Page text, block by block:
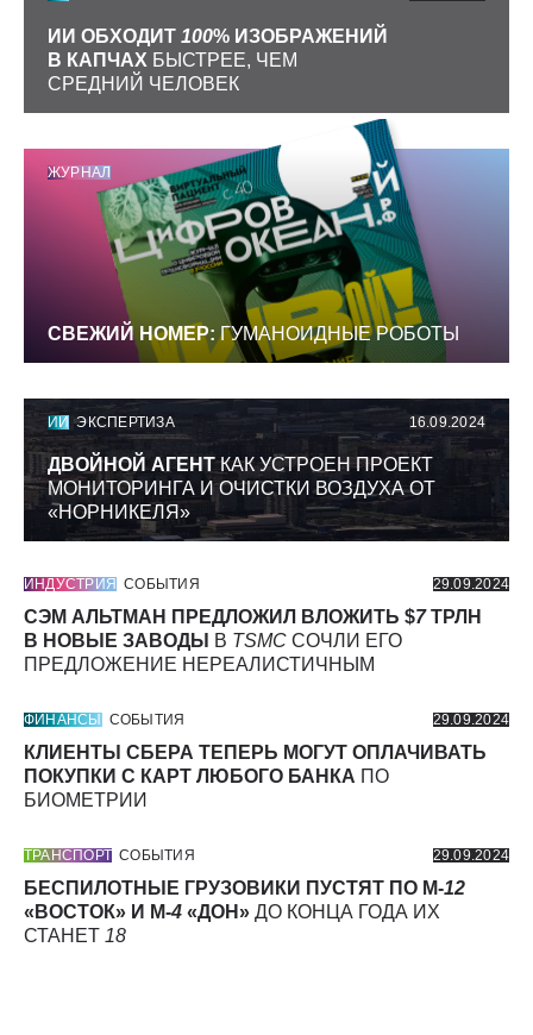
ИИ ОБХОДИТ 100% ИЗОБРАЖЕНИЙ
В КАПЧАХ БЫСТРЕЕ, ЧЕМ
СРЕДНИЙ ЧЕЛОВЕК
ЖУРНАЛ
СВЕЖИЙ НОМЕР: ГУМАНОИДНЫЕ РОБОТЫ
ИИ ЭКСПЕРТИЗА 16.09.2024
ДВОЙНОЙ АГЕНТКАК УСТРОЕН ПРОЕКТ
МОНИТОРИНГА И ОЧИСТКИ ВОЗДУХА ОТ
«НОРНИКЕЛЯ»
ИНДУСТРИЯ СОБЫТИЯ 29.09.2024
СЭМ АЛЬТМАН ПРЕДЛОЖИЛ ВЛОЖИТЬ $7ТРЛН
В НОВЫЕ ЗАВОДЫ
В TSMC СОЧЛИ ЕГО
ПРЕДЛОЖЕНИЕ НЕРЕАЛИСТИЧНЫМ
ФИНАНСЫ СОБЫТИЯ 29.09.2024
КЛИЕНТЫ СБЕРА ТЕПЕРЬ МОГУТ ОПЛАЧИВАТЬ
ПОКУПКИ С КАРТ ЛЮБОГО БАНКА ПО
БИОМЕТРИИ
ТРАНСПОРТ СОБЫТИЯ 29.09.2024
БЕСПИЛОТНЫЕ ГРУЗОВИКИ ПУСТЯТ ПО М-12
«ВОСТОК» И М-4 «ДОН» ДО КОНЦА ГОДА ИХ
СТАНЕТ 18